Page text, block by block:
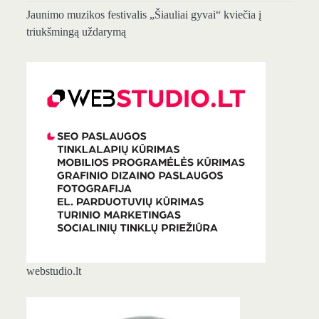
Jaunimo muzikos festivalis „Šiauliai gyvai“ kviečia į
triukšmingą uždarymą
webstudio.lt